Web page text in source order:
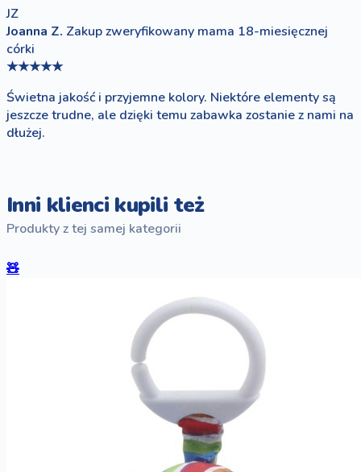
JZ
Joanna Z. Zakup zweryfikowany mama 18-miesięcznej
córki
★★★★★
Świetna jakość i przyjemne kolory. Niektóre elementy są
jeszcze trudne, ale dzięki temu zabawka zostanie z nami na
dłużej.
Inni klienci kupili też
Produkty z tej samej kategorii
🧸